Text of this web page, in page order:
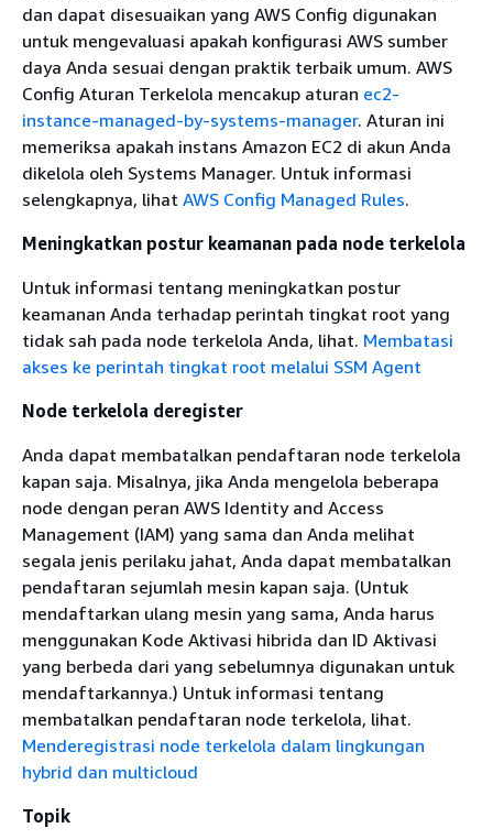
dan dapat disesuaikan yang AWS Config digunakan
untuk mengevaluasi apakah konfigurasi AWS sumber
daya Anda sesuai dengan praktik terbaik umum. AWS
Config Aturan Terkelola mencakup aturan ec2-
instance-managed-by-systems-manager. Aturan ini
memeriksa apakah instans Amazon EC2 di akun Anda
dikelola oleh Systems Manager. Untuk informasi
selengkapnya, lihat AWS Config Managed Rules.
Meningkatkan postur keamanan pada node terkelola
Untuk informasi tentang meningkatkan postur
keamanan Anda terhadap perintah tingkat root yang
tidak sah pada node terkelola Anda, lihat. Membatasi
akses ke perintah tingkat root melalui SSM Agent
Node terkelola deregister
Anda dapat membatalkan pendaftaran node terkelola
kapan saja. Misalnya, jika Anda mengelola beberapa
node dengan peran AWS Identity and Access
Management (IAM) yang sama dan Anda melihat
segala jenis perilaku jahat, Anda dapat membatalkan
pendaftaran sejumlah mesin kapan saja. (Untuk
mendaftarkan ulang mesin yang sama, Anda harus
menggunakan Kode Aktivasi hibrida dan ID Aktivasi
yang berbeda dari yang sebelumnya digunakan untuk
mendaftarkannya.) Untuk informasi tentang
membatalkan pendaftaran node terkelola, lihat.
Menderegistrasi node terkelola dalam lingkungan
hybrid dan multicloud
Topik